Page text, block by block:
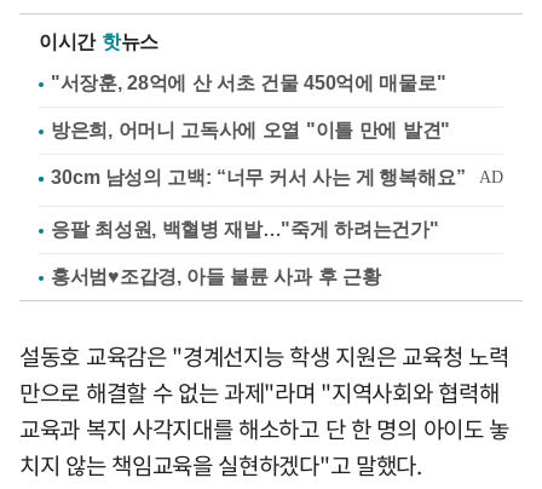
이시간 핫뉴스
"서장훈, 28억에 산 서초 건물 450억에 매물로"
방은희, 어머니 고독사에 오열 "이틀 만에 발견"
응팔 최성원, 백혈병 재발…"죽게 하려는건가"
홍서범♥조갑경, 아들 불륜 사과 후 근황
설동호 교육감은 "경계선지능 학생 지원은 교육청 노력
만으로 해결할 수 없는 과제"라며 "지역사회와 협력해
교육과 복지 사각지대를 해소하고 단 한 명의 아이도 놓
치지 않는 책임교육을 실현하겠다"고 말했다.